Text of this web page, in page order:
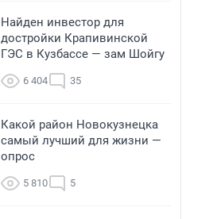
Найден инвестор для
достройки Крапивинской
ГЭС в Кузбассе — зам Шойгу
6 404 35
Какой район Новокузнецка
самый лучший для жизни —
опрос
5 810 5